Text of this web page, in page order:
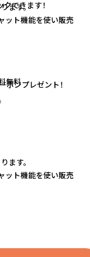
ます。
ット機能を使い販売
無料
ます。
ット機能を使い販売
できます！
ンプレゼント！